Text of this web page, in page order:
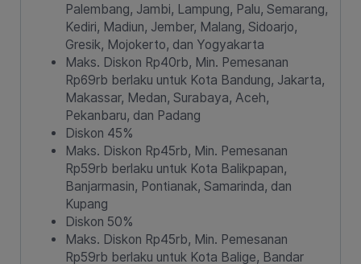
Palembang, Jambi, Lampung, Palu, Semarang,
Kediri, Madiun, Jember, Malang, Sidoarjo,
Gresik, Mojokerto, dan Yogyakarta
Maks. Diskon Rp40rb, Min. Pemesanan
Rp69rb berlaku untuk Kota Bandung, Jakarta,
Makassar, Medan, Surabaya, Aceh,
Pekanbaru, dan Padang
Diskon 45%
Maks. Diskon Rp45rb, Min. Pemesanan
Rp59rb berlaku untuk Kota Balikpapan,
Banjarmasin, Pontianak, Samarinda, dan
Kupang
Diskon 50%
Maks. Diskon Rp45rb, Min. Pemesanan
Rp59rb berlaku untuk Kota Balige, Bandar